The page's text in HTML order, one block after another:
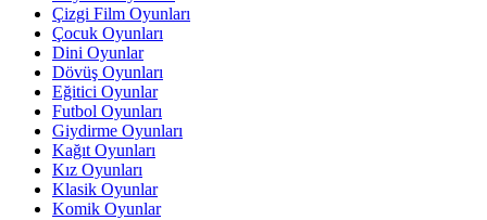
Çizgi Film Oyunları
Çocuk Oyunları
Dini Oyunlar
Dövüş Oyunları
Eğitici Oyunlar
Futbol Oyunları
Giydirme Oyunları
Kağıt Oyunları
Kız Oyunları
Klasik Oyunlar
Komik Oyunlar